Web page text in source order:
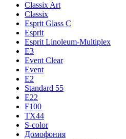
Classix Art
Classix
Esprit Glass C
Esprit
Esprit Linoleum-Multiplex
E3
Event Clear
Event
E2
Standard 55
E22
F100
TX44
S-color
Домофония